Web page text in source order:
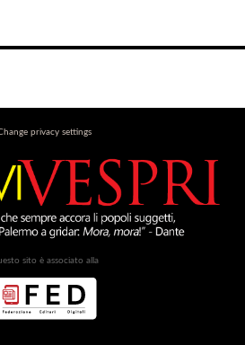
privacy settings
sito è associato alla